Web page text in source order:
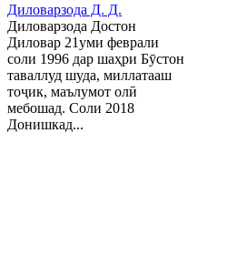
Диловарзода Д. Д.
Диловарзода Достон
Диловар 21уми феврали
соли 1996 дар шаҳри Бӯстон
таваллуд шуда, миллатааш
тоҷик, маълумот олӣ
мебошад. Соли 2018
Донишкад...